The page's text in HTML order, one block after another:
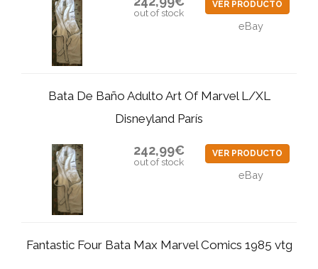
out of stock
VER PRODUCTO
eBay
Bata De Baño Adulto Art Of Marvel L/XL
Disneyland París
242,99€
out of stock
VER PRODUCTO
eBay
Fantastic Four Bata Max Marvel Comics 1985 vtg